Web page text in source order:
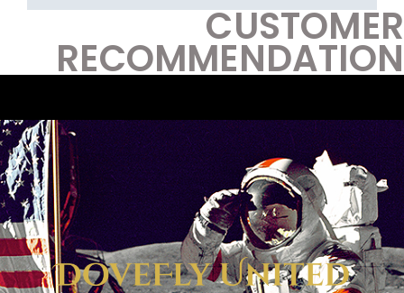
CUSTOMER
RECOMMENDATION